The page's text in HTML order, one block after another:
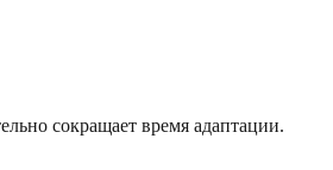
сокращает время адаптации.